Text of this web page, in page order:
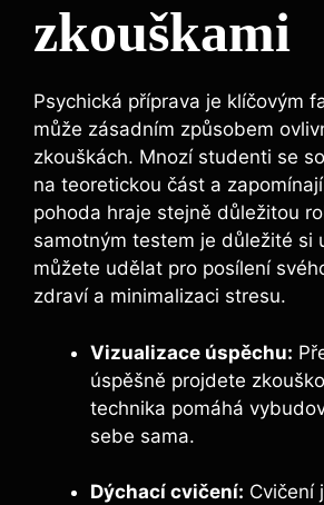
zkouškami
Psychická příprava je klíčovým
může zásadním způsobem
zkouškách. Mnozí studenti se
na teoretickou část a
pohoda hraje stejně důležitou
samotným testem je důležité si
můžete udělat pro posílení
zdraví a minimalizaci stresu.
Vizualizace úspěchu:
úspěšně projdete
technika pomáhá
sebe sama.
Dýchací cvičení: Cvičení